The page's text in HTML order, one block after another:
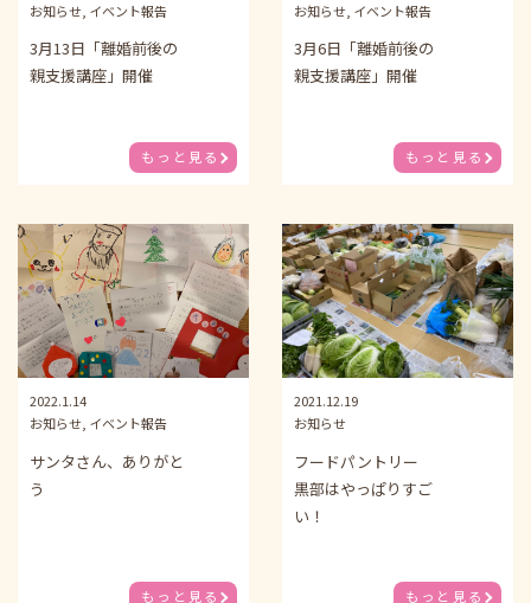
お知らせ, イベント報告
3月13日「離婚前後の
親支援講座」開催
もっと見る
お知らせ, イベント報告
3月6日「離婚前後の
親支援講座」開催
もっと見る
2022.1.14
お知らせ, イベント報告
サンタさん、ありがと
う
もっと見る
2021.12.19
お知らせ
フードパントリー
黒部はやっぱりすご
い！
もっと見る